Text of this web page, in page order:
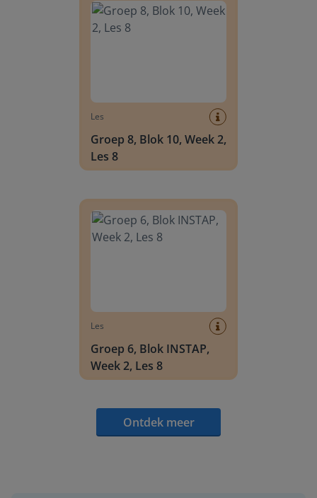
Les
Groep 8, Blok 10, Week 2,
Les 8
Les
Groep 6, Blok INSTAP,
Week 2, Les 8
Ontdek meer